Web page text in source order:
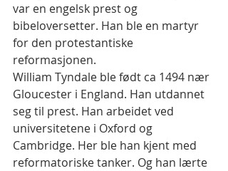
var en engelsk prest og
bibeloversetter. Han ble en martyr
for den protestantiske
reformasjonen.
William Tyndale ble født ca 1494 nær
Gloucester i England. Han utdannet
seg til prest. Han arbeidet ved
universitetene i Oxford og
Cambridge. Her ble han kjent med
reformatoriske tanker. Og han lærte